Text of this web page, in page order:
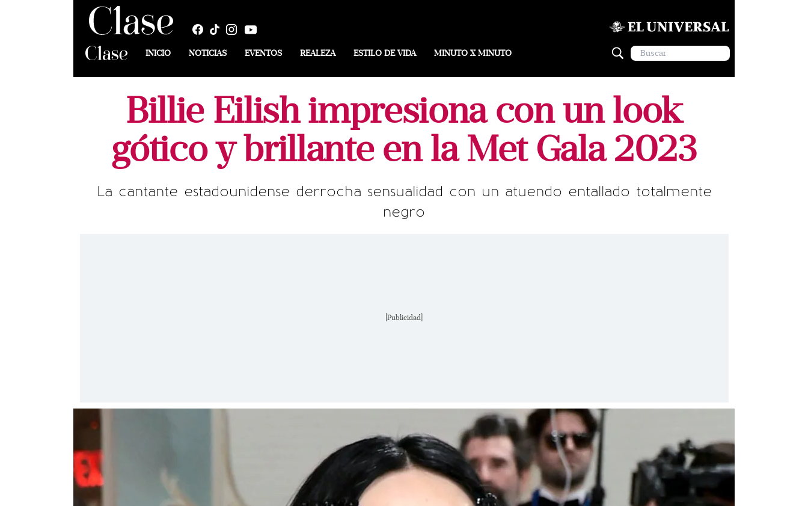
INICIO NOTICIAS EVENTOS REALEZA ESTILO DE VIDA MINUTO X MINUTO
Billie Eilish impresiona con un look
gótico y brillante en la Met Gala 2023
La cantante estadounidense derrocha sensualidad con un atuendo entallado totalmente
negro
[Publicidad]